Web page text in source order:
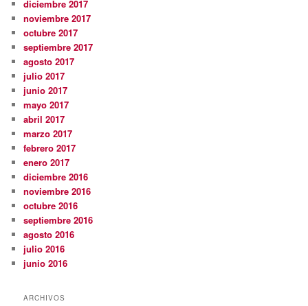
diciembre 2017
noviembre 2017
octubre 2017
septiembre 2017
agosto 2017
julio 2017
junio 2017
mayo 2017
abril 2017
marzo 2017
febrero 2017
enero 2017
diciembre 2016
noviembre 2016
octubre 2016
septiembre 2016
agosto 2016
julio 2016
junio 2016
ARCHIVOS